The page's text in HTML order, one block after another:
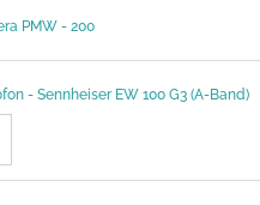
PMW - 200
- Sennheiser EW 100 G3 (A-Band)